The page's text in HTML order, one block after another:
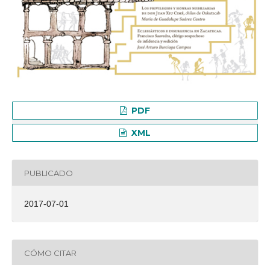
PDF
XML
PUBLICADO
2017-07-01
CÓMO CITAR